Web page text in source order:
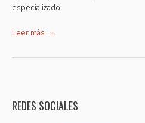
especializado
Leer más →
REDES SOCIALES